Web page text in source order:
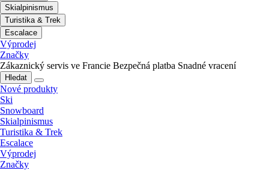
Skialpinismus
Turistika & Trek
Escalace
Výprodej
Značky
Zákaznický servis ve Francie Bezpečná platba Snadné vracení
Hledat
Nové produkty
Ski
Snowboard
Skialpinismus
Turistika & Trek
Escalace
Výprodej
Značky